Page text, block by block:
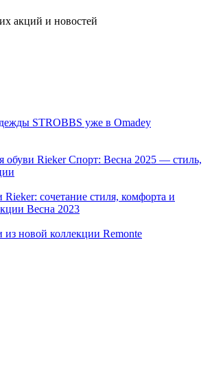
акций и новостей
STROBBS уже в Omadey
обуви Rieker Спорт: Весна 2025 — стиль,
сочетание стиля, комфорта и
Весна 2023
из новой коллекции Remonte